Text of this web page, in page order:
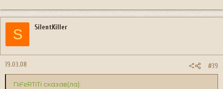
S SilentKiller
19.03.08 #39
NiFeRTiTi сказав(ла):